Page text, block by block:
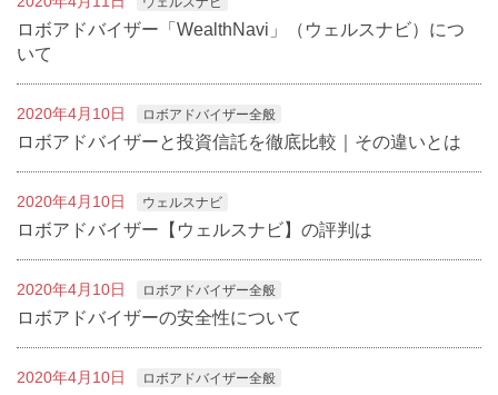
ロボアドバイザー「WealthNavi」（ウェルスナビ）につ
いて
2020年4月10日 ロボアドバイザー全般
ロボアドバイザーと投資信託を徹底比較｜その違いとは
2020年4月10日 ウェルスナビ
ロボアドバイザー【ウェルスナビ】の評判は
2020年4月10日 ロボアドバイザー全般
ロボアドバイザーの安全性について
2020年4月10日 ロボアドバイザー全般